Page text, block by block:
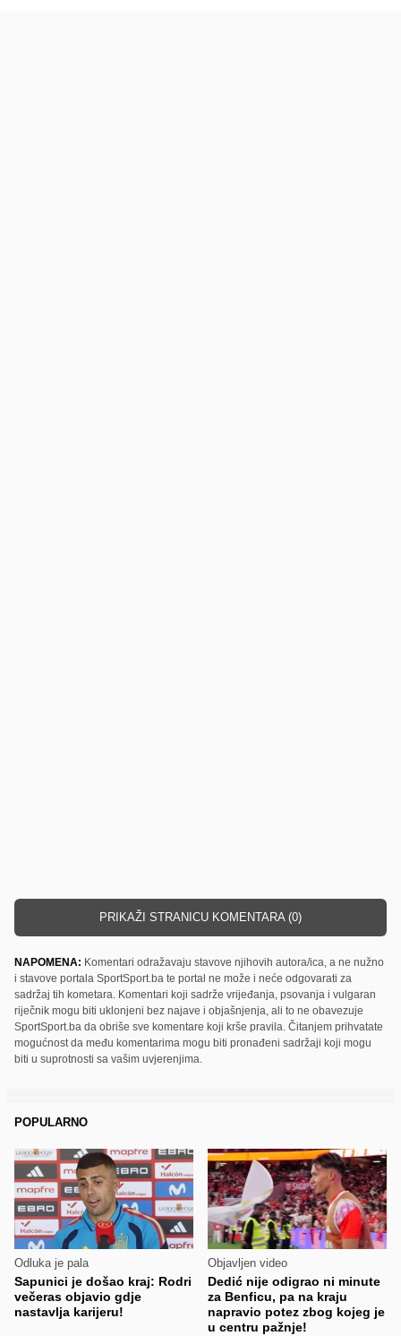
PRIKAŽI STRANICU KOMENTARA (0)
NAPOMENA: Komentari odražavaju stavove njihovih autora/ica, a ne nužno
i stavove portala SportSport.ba te portal ne može i neće odgovarati za
sadržaj tih kometara. Komentari koji sadrže vrijeđanja, psovanja i vulgaran
riječnik mogu biti uklonjeni bez najave i objašnjenja, ali to ne obavezuje
SportSport.ba da obriše sve komentare koji krše pravila. Čitanjem prihvatate
mogućnost da među komentarima mogu biti pronađeni sadržaji koji mogu
biti u suprotnosti sa vašim uvjerenjima.
POPULARNO
Odluka je pala
Sapunici je došao kraj: Rodri
večeras objavio gdje
nastavlja karijeru!
Objavljen video
Dedić nije odigrao ni minute
za Benficu, pa na kraju
napravio potez zbog kojeg je
u centru pažnje!